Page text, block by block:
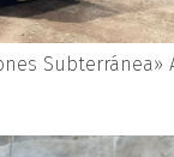
Subterránea»